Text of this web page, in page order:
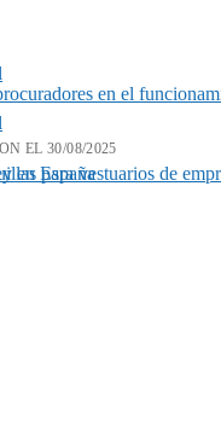
en el
EL 30/08/2025
y lo que establece la ley en España